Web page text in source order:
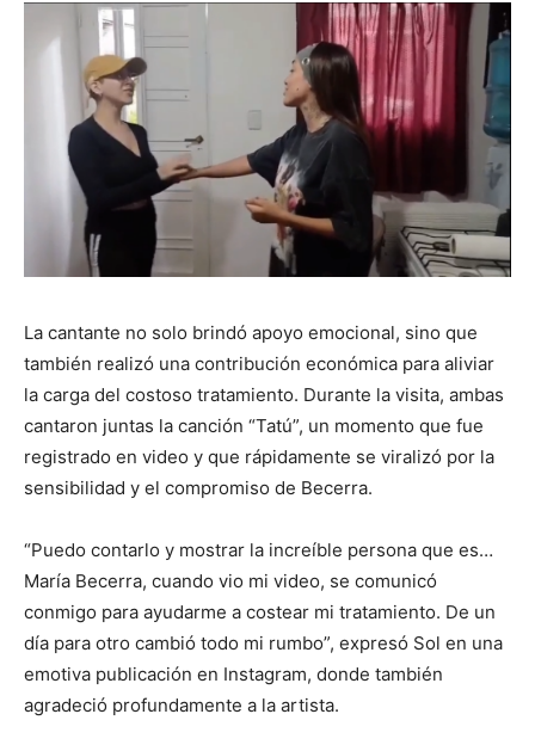
La cantante no solo brindó apoyo emocional, sino que
también realizó una contribución económica para aliviar
la carga del costoso tratamiento. Durante la visita, ambas
cantaron juntas la canción “Tatú”, un momento que fue
registrado en video y que rápidamente se viralizó por la
sensibilidad y el compromiso de Becerra.
“Puedo contarlo y mostrar la increíble persona que es…
María Becerra, cuando vio mi video, se comunicó
conmigo para ayudarme a costear mi tratamiento. De un
día para otro cambió todo mi rumbo”, expresó Sol en una
emotiva publicación en Instagram, donde también
agradeció profundamente a la artista.